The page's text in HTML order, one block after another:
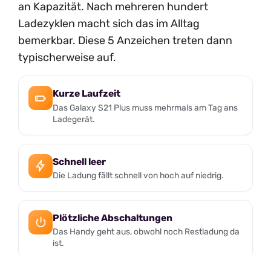
an Kapazität. Nach mehreren hundert
Ladezyklen macht sich das im Alltag
bemerkbar. Diese 5 Anzeichen treten dann
typischerweise auf.
Kurze Laufzeit
Das Galaxy S21 Plus muss mehrmals am Tag ans
Ladegerät.
Schnell leer
Die Ladung fällt schnell von hoch auf niedrig.
Plötzliche Abschaltungen
Das Handy geht aus, obwohl noch Restladung da
ist.